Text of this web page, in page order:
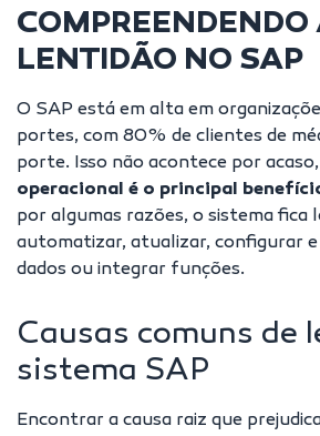
COMPREENDENDO
LENTIDÃO NO SAP
O SAP está em alta em
portes, com 80% de clientes de
porte. Isso não acontece por
operacional é o principal
por algumas razões, o sistema fica
automatizar, atualizar, configurar
dados ou integrar funções.
Causas comuns de
sistema SAP
Encontrar a causa raiz que